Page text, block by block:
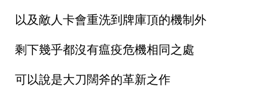
以及敵人卡會重洗到牌庫頂的機制外
剩下幾乎都沒有瘟疫危機相同之處
可以說是大刀闊斧的革新之作